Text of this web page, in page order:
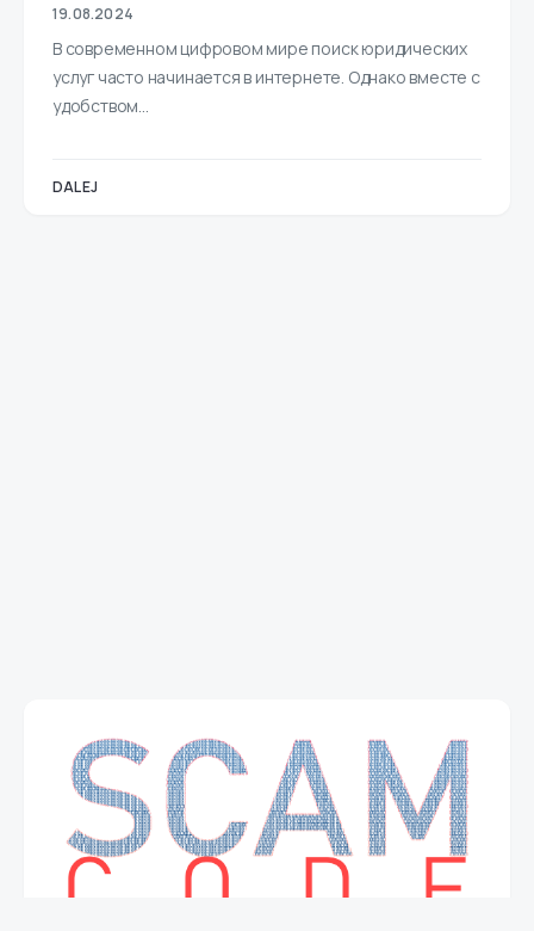
19.08.2024
В современном цифровом мире поиск юридических
услуг часто начинается в интернете. Однако вместе с
удобством…
DALEJ